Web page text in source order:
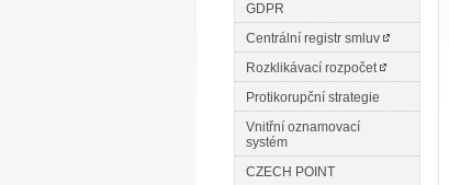
GDPR
Centrální registr smluv
Rozklikávací rozpočet
Protikorupční strategie
Vnitřní oznamovací
systém
CZECH POINT